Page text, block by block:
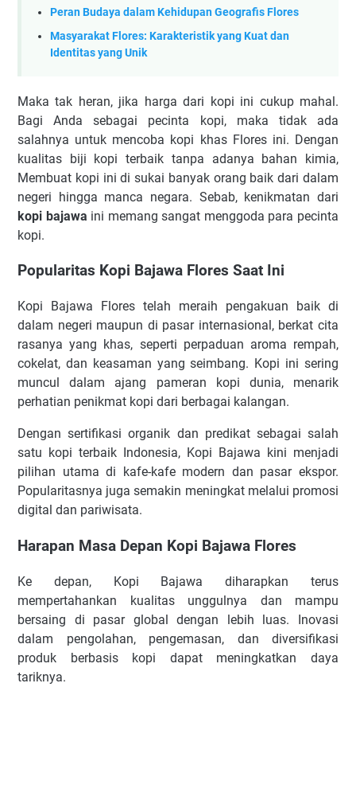
Peran Budaya dalam Kehidupan Geografis Flores
Masyarakat Flores: Karakteristik yang Kuat dan
Identitas yang Unik
Maka tak heran, jika harga dari kopi ini cukup mahal.
Bagi Anda sebagai pecinta kopi, maka tidak ada
salahnya untuk mencoba kopi khas Flores ini. Dengan
kualitas biji kopi terbaik tanpa adanya bahan kimia,
Membuat kopi ini di sukai banyak orang baik dari dalam
negeri hingga manca negara. Sebab, kenikmatan dari
kopi bajawa ini memang sangat menggoda para pecinta
kopi.
Popularitas Kopi Bajawa Flores Saat Ini
Kopi Bajawa Flores telah meraih pengakuan baik di
dalam negeri maupun di pasar internasional, berkat cita
rasanya yang khas, seperti perpaduan aroma rempah,
cokelat, dan keasaman yang seimbang. Kopi ini sering
muncul dalam ajang pameran kopi dunia, menarik
perhatian penikmat kopi dari berbagai kalangan.
Dengan sertifikasi organik dan predikat sebagai salah
satu kopi terbaik Indonesia, Kopi Bajawa kini menjadi
pilihan utama di kafe-kafe modern dan pasar ekspor.
Popularitasnya juga semakin meningkat melalui promosi
digital dan pariwisata.
Harapan Masa Depan Kopi Bajawa Flores
Ke depan, Kopi Bajawa diharapkan terus
mempertahankan kualitas unggulnya dan mampu
bersaing di pasar global dengan lebih luas. Inovasi
dalam pengolahan, pengemasan, dan diversifikasi
produk berbasis kopi dapat meningkatkan daya
tariknya.